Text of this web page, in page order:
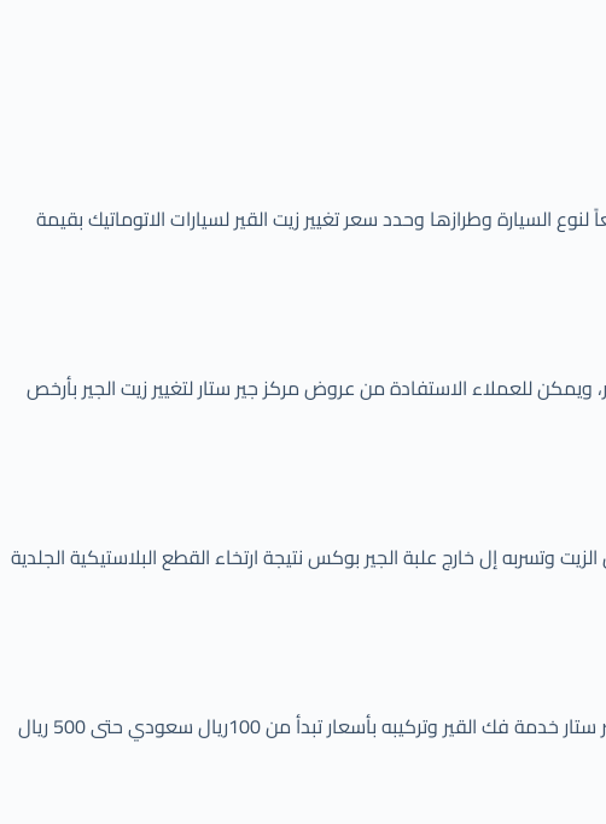
من سعر توضيب القير للسيارات العادية حوالي 250 ريال سعودي حتى 1000 ريال سعودي تبعاً لنوع السيارة وطرازها وحدد سعر تغيير زيت القير لسيارات الاتوماتيك بقيمة
سعر تغيير زيت القير بترومين بقيمة 375 ريال سعودي بدون تغيير الفلتر، ويمكن للعملاء الاستفادة من عروض مركز جير ستار لتغيير زيت الجير بأرخص
وتسربه إل خارج علبة الجير بوكس نتيجة ارتخاء القطع البلاستيكية الجلدية
يعمل مركز جير ستار على تقديم خدمات فك القير وتركيبه وصيانة الأعطال للسيارات العادية والاتوماتيك بأرخص الأسعار، ويقدم مركز جير ستار خدمة فك القير وتركيبه بأسعار تبدأ من 100ريال سعودي حتى 500 ريال